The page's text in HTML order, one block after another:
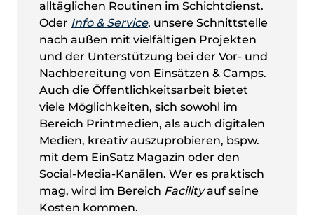
alltäglichen Routinen im Schichtdienst.
Oder Info & Service, unsere Schnittstelle
nach außen mit vielfältigen Projekten
und der Unterstützung bei der Vor- und
Nachbereitung von Einsätzen & Camps.
Auch die Öffentlichkeitsarbeit bietet
viele Möglichkeiten, sich sowohl im
Bereich Printmedien, als auch digitalen
Medien, kreativ auszuprobieren, bspw.
mit dem EinSatz Magazin oder den
Social-Media-Kanälen. Wer es praktisch
mag, wird im Bereich Facilityauf seine
Kosten kommen.